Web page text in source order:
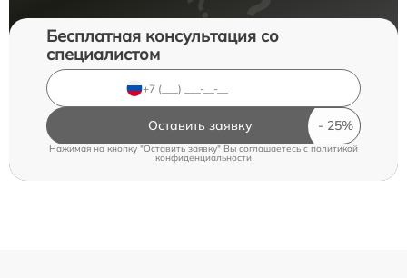
Бесплатная консультация со
специалистом
Оставить заявку
Нажимая на кнопку "Оставить заявку" Вы соглашаетесь c политикой
конфиденциальности